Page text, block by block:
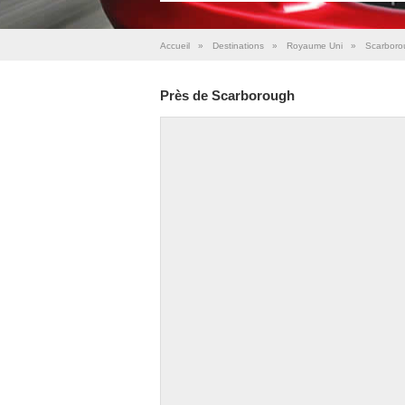
Accueil » Destinations » Royaume Uni »
Près de Scarborough